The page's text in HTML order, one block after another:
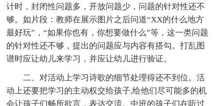
计时，封闭性问题多，开放问题少，问题的针对性还不
够。如片段：教师在展示图片之后问道“XX的什么地方
最好玩”，“如果你也有，你想要做什么”等，这一类问题
的针对性还不够，提出的问题应与内容有搭勾。打乱图
谱时应让幼儿来学习，并应让幼儿进行验证。
二、对活动上学习诗歌的细节处理得还不到位。活
动上还要把学习的主动权交给孩子,给他们尽可能多的机
会让孩子们畅所欲言，表达交流。中班的孩子们在听过